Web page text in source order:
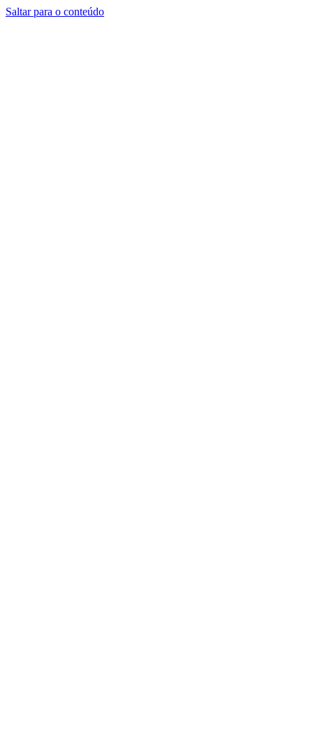
Saltar para o conteúdo